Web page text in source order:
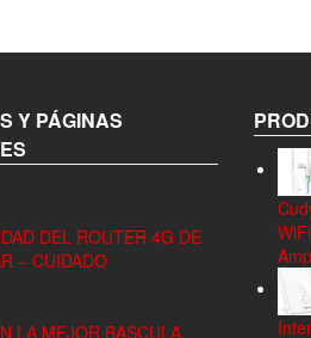
Y PÁGINAS
DEL ROUTER 4G DE
– CUIDADO
LA MEJOR BASCULA